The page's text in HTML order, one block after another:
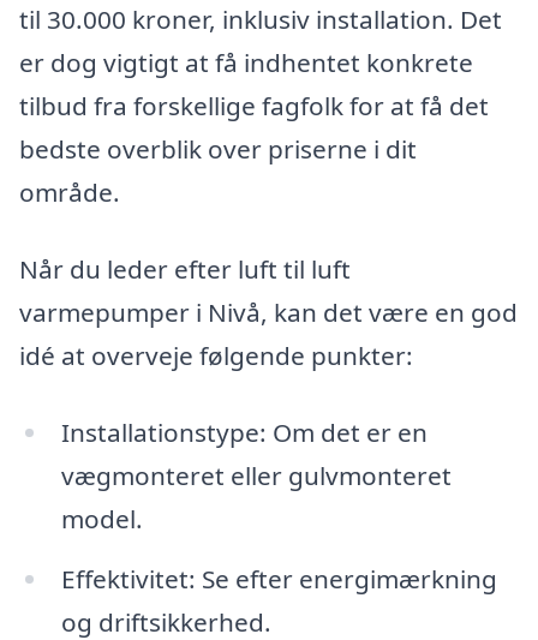
til 30.000 kroner, inklusiv installation. Det
er dog vigtigt at få indhentet konkrete
tilbud fra forskellige fagfolk for at få det
bedste overblik over priserne i dit
område.
Når du leder efter luft til luft
varmepumper i Nivå, kan det være en god
idé at overveje følgende punkter:
Installationstype: Om det er en
vægmonteret eller gulvmonteret
model.
Effektivitet: Se efter energimærkning
og driftsikkerhed.